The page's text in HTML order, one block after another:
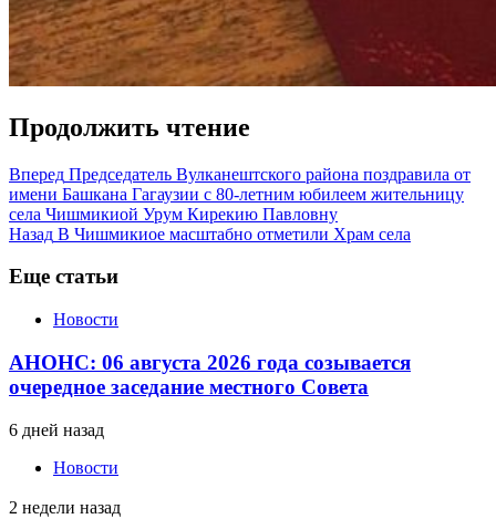
Продолжить чтение
Вперед Председатель Вулканештского района поздравила от
имени Башкана Гагаузии с 80-летним юбилеем жительницу
села Чишмикиой Урум Кирекию Павловну
Назад В Чишмикиое масштабно отметили Храм села
Еще статьи
Новости
АНОНС: 06 августа 2026 года созывается
очередное заседание местного Совета
6 дней назад
Новости
2 недели назад